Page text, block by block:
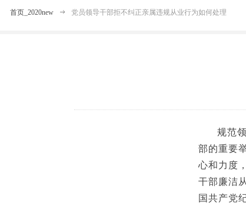
规范
部的重要
心和力度
干部廉洁
国共产党
首页_2020new ꁹ 党员领导干部拒不纠正亲属违规从业行为如何处理